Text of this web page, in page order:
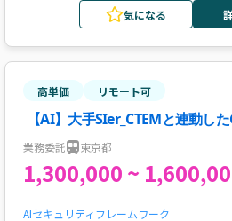
気になる
高単価 リモート可
【AI】大手SIer_CTEMと連動し
リスク定量化案件・求人
業務委託 東京都
1,300,000 ~
AIセキュリティフレームワーク